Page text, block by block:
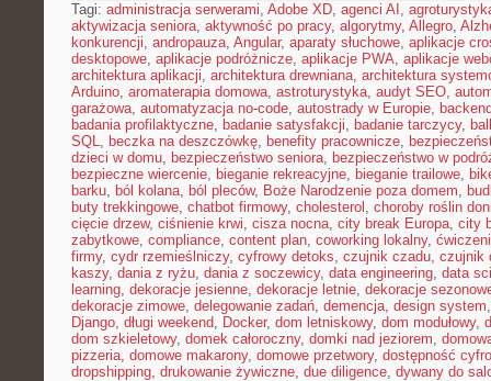
Tagi: administracja serwerami, Adobe XD, agenci AI ,
aktywizacja seniora, aktywność po pracy, algorytmy, Allegro,
konkurencji, andropauza, Angular, aparaty słuchowe, aplikacje
desktopowe, aplikacje podróżnicze, aplikacje PWA, aplikacje
architektura aplikacji, architektura drewniana, architektura
Arduino, aromaterapia domowa, astroturystyka, audyt SEO,
garażowa, automatyzacja no-code, autostrady w Europie,
badania profilaktyczne, badanie satysfakcji, badanie tarczycy,
SQL, beczka na deszczówkę, benefity pracownicze,
dzieci w domu, bezpieczeństwo seniora, bezpieczeństwo w
bezpieczne wiercenie, bieganie rekreacyjne, bieganie trailowe,
barku, ból kolana, ból pleców, Boże Narodzenie poza domem,
buty trekkingowe, chatbot firmowy, cholesterol , choroby roślin
cięcie drzew, ciśnienie krwi, cisza nocna, city break Europa, city
zabytkowe, compliance, content plan, coworking lokalny,
firmy, cydr rzemieślniczy, cyfrowy detoks, czujnik czadu, czujnik
kaszy, dania z ryżu, dania z soczewicy, data engineering, data
learning, dekoracje jesienne, dekoracje letnie, dekoracje
dekoracje zimowe, delegowanie zadań, demencja, design system
Django, długi weekend, Docker, dom letniskowy, dom modułowy,
dom szkieletowy, domek całoroczny, domki nad jeziorem,
pizzeria, domowe makarony, domowe przetwory, dostępność
dropshipping, drukowanie żywiczne, due diligence, dywany do